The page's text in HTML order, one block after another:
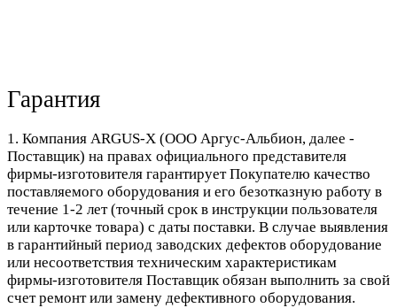
Гарантия
1. Компания ARGUS-X (ООО Аргус-Альбион, далее -
Поставщик) на правах официального представителя
фирмы-изготовителя гарантирует Покупателю качество
поставляемого оборудования и его безотказную работу в
течение 1-2 лет (точный срок в инструкции пользователя
или карточке товара) с даты поставки. В случае выявления
в гарантийный период заводских дефектов оборудование
или несоответствия техническим характеристикам
фирмы-изготовителя Поставщик обязан выполнить за свой
счет ремонт или замену дефективного оборудования.